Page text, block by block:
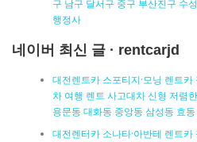
구 남구 달서구 중구 부산진구 수
행정사
네이버 최신 글 · rentcarjd
대전렌트카 스포티지·모닝 렌트
차 여행 렌트 사고대차 신형 저렴
용문동 대화동 중앙동 삼성동 효
대전렌터카 소나타·아반테 렌트